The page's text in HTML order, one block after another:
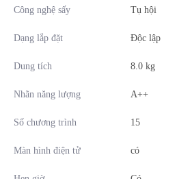
ủi, phơi hoặc cất tủ. Các cảm biến
tải
Heat Pump – Sấy tụ hơi bằng khí nóng
Công nghệ sấy hiện đại bằng khí
thấp
Công nghệ sấy Tụ hội
Dạng lắp đặt Độc lập
Dung tích 8.0 kg
Nhãn năng lượng A++
Số chương trình 15
Màn hình điện tử có